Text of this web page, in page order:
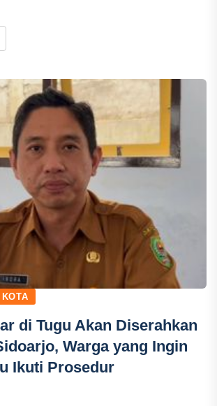
di Tugu Akan Diserahkan
Warga yang Ingin
Ikuti Prosedur